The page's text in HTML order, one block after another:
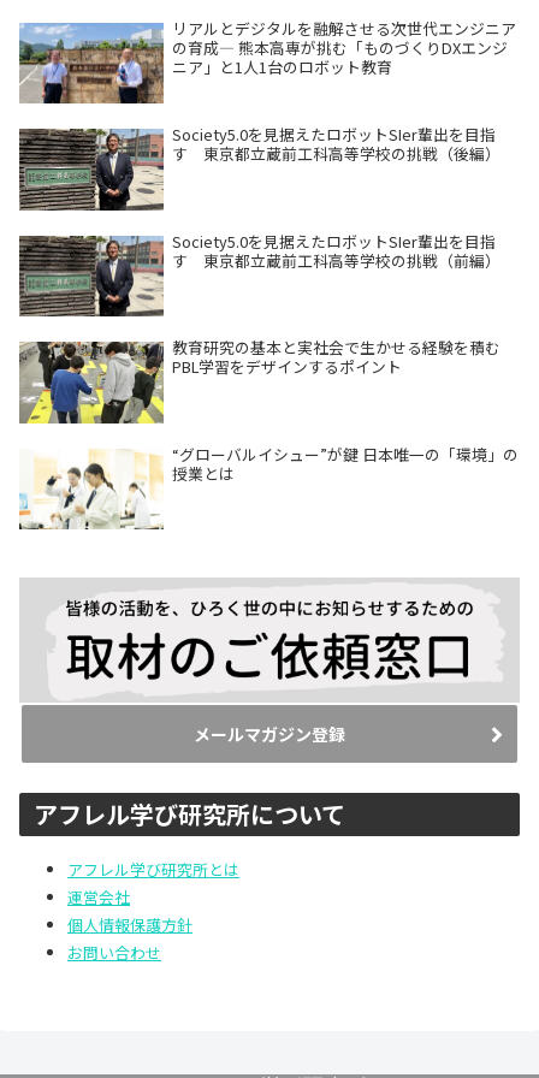
リアルとデジタルを融解させる次世代エンジニア
の育成― 熊本高専が挑む「ものづくりDXエンジ
ニア」と1人1台のロボット教育
Society5.0を見据えたロボットSIer輩出を目指
す 東京都立蔵前工科高等学校の挑戦（後編）
Society5.0を見据えたロボットSIer輩出を目指
す 東京都立蔵前工科高等学校の挑戦（前編）
教育研究の基本と実社会で生かせる経験を積む
PBL学習をデザインするポイント
“グローバルイシュー”が鍵 日本唯一の「環境」の
授業とは
メールマガジン登録
アフレル学び研究所について
アフレル学び研究所とは
運営会社
個人情報保護方針
お問い合わせ